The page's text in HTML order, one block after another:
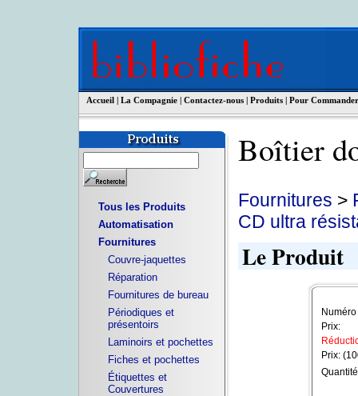
Accueil | La Compagnie | Contactez-nous | Produits | Pour Commander
Tous les Produits
Automatisation
Fournitures
Couvre-jaquettes
Réparation
Fournitures de bureau
Périodiques et
présentoirs
Laminoirs et pochettes
Fiches et pochettes
Étiquettes et
Couvertures
Boîtier
Fournitures >
CD ultra
Le Produit
Prix:
Prix: